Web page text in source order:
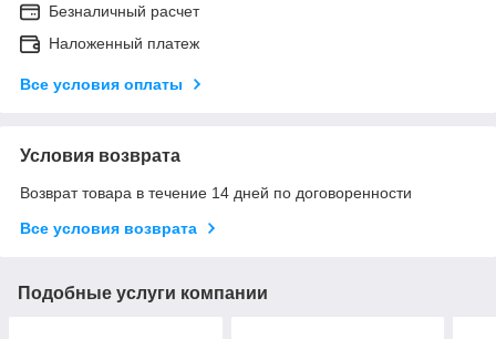
Безналичный расчет
Наложенный платеж
Все условия оплаты
Условия возврата
Возврат товара в течение 14 дней по договоренности
Все условия возврата
Подобные услуги компании